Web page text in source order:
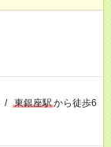
/ 東銀座駅から徒歩6